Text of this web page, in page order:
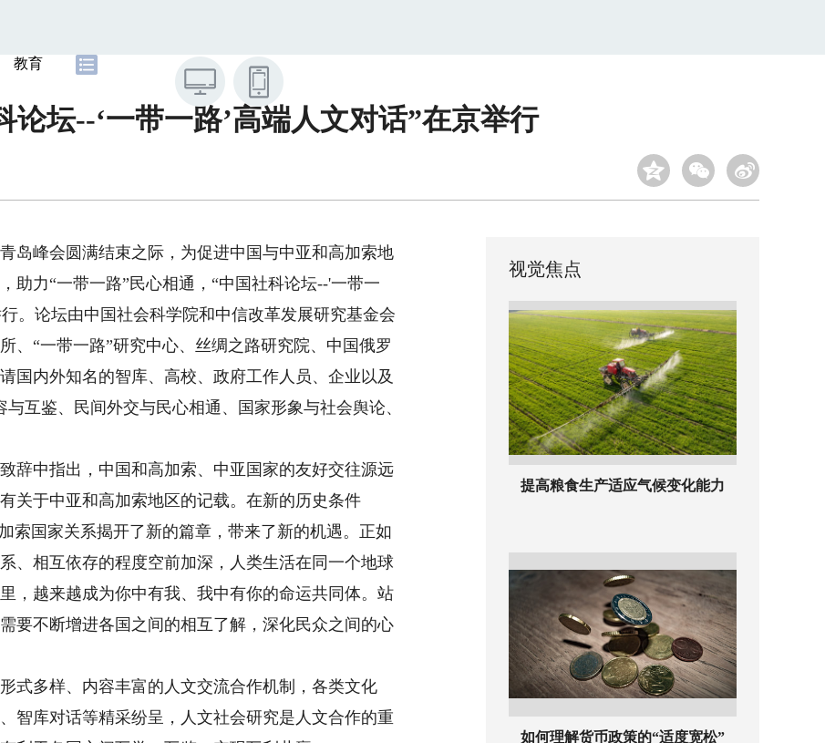
教育
论坛--‘一带一路’高端人文对话”在京举行
岛峰会圆满结束之际，为促进中国与中亚和高加索地
助力“一带一路”民心相通，“中国社科论坛--'一带一
。论坛由中国社会科学院和中信改革发展研究基金会
、“一带一路”研究中心、丝绸之路研究院、中国俄罗
国内外知名的智库、高校、政府工作人员、企业以及
互鉴、民间外交与民心相通、国家形象与社会舆论、
中指出，中国和高加索、中亚国家的友好交往源远
关于中亚和高加索地区的记载。在新的历史条件
索国家关系揭开了新的篇章，带来了新的机遇。正如
、相互依存的程度空前加深，人类生活在同一个地球
，越来越成为你中有我、我中有你的命运共同体。站
要不断增进各国之间的相互了解，深化民众之间的心
多样、内容丰富的人文交流合作机制，各类文化
智库对话等精采纷呈，人文社会研究是人文合作的重
视觉焦点
提高粮食生产适应气候变化能力
如何理解货币政策的“适度宽松”